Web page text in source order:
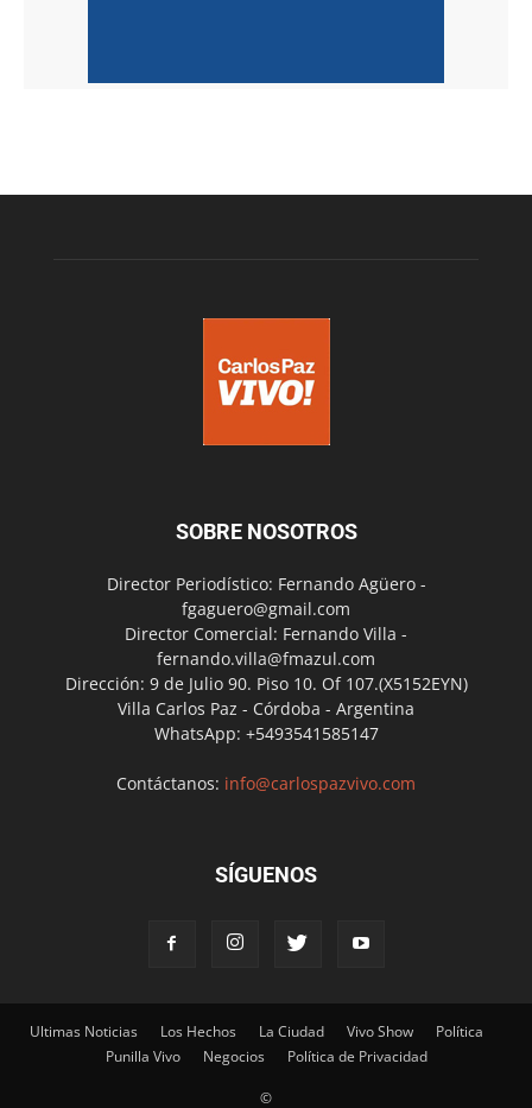
SOBRE NOSOTROS
Director Periodístico: Fernando Agüero -
fgaguero@gmail.com
Director Comercial: Fernando Villa -
fernando.villa@fmazul.com
Dirección: 9 de Julio 90. Piso 10. Of 107.(X5152EYN)
Villa Carlos Paz - Córdoba - Argentina
WhatsApp: +5493541585147
Contáctanos: info@carlospazvivo.com
SÍGUENOS
Ultimas Noticias Los Hechos La Ciudad Vivo Show
Política
Punilla Vivo
Negocios Política de Privacidad
©